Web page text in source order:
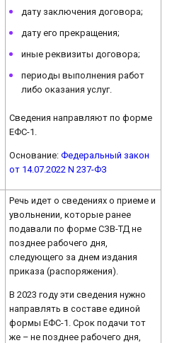
дату заключения договора;
дату его прекращения;
иные реквизиты договора;
периоды выполнения работ
либо оказания услуг.
Сведения направляют по форме
ЕФС-1.
Основание:Федеральный закон
от 14.07.2022 N 237-ФЗ
Речь идет о сведениях о приеме и
увольнении, которые ранее
подавали по форме СЗВ-ТД не
позднее рабочего дня,
следующего за днем издания
приказа (распоряжения).
В 2023 году эти сведения нужно
направлять в составе единой
формы ЕФС-1. Срок подачи тот
же – не позднее рабочего дня,